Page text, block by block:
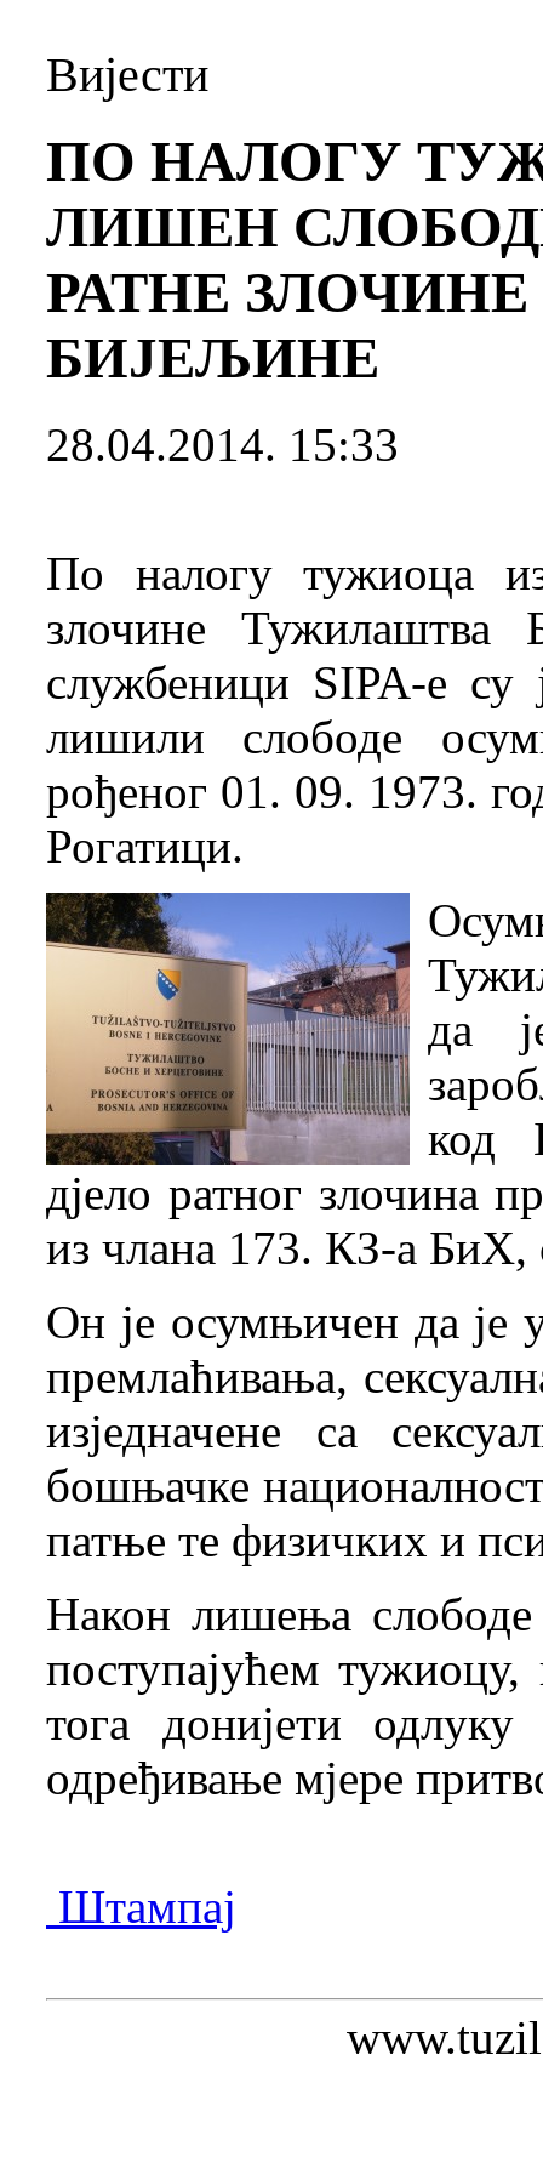
Вијести
ПО НАЛОГУ
ЛИШЕН
РАТНЕ
БИЈЕЉИНЕ
28.04.2014. 15:33
По налогу тужиоца
злочине Тужилаштва
службеници SIPA-е су
лишили слободе
рођеног 01. 09. 1973.
Рогатици.
да
код
дјело ратног злочина
из члана 173. КЗ-а БиХ,
Он је осумњичен да је
премлаћивања,
изједначене са
бошњачке
патње те физичких и
Након лишења
поступајућем
тога донијети
одређивање мјере
Штампај